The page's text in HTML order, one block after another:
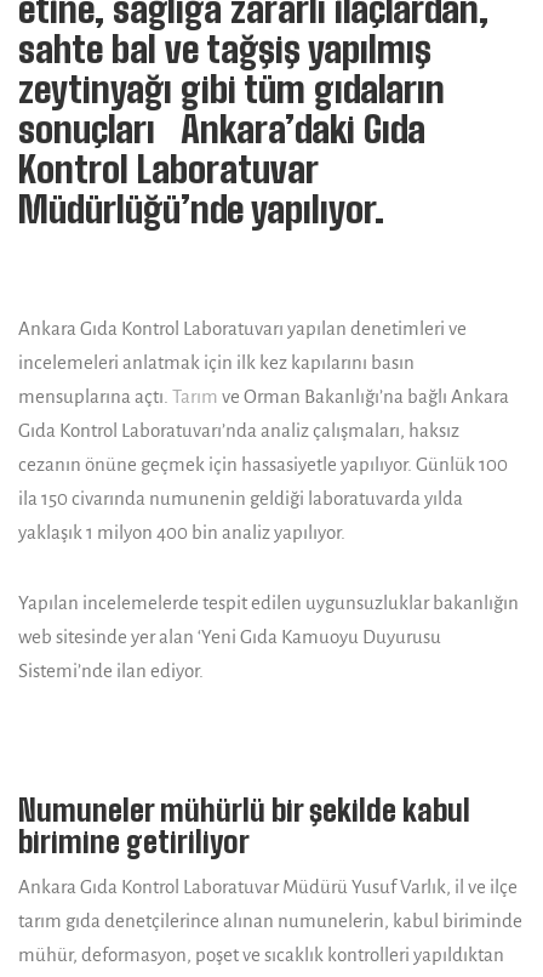
etine, sağlığa zararlı ilaçlardan,
sahte bal ve tağşiş yapılmış
zeytinyağı gibi tüm gıdaların
sonuçları Ankara’daki Gıda
Kontrol Laboratuvar
Müdürlüğü’nde yapılıyor.
Ankara Gıda Kontrol Laboratuvarı yapılan denetimleri ve
incelemeleri anlatmak için ilk kez kapılarını basın
mensuplarına açtı. Tarım ve Orman Bakanlığı’na bağlı Ankara
Gıda Kontrol Laboratuvarı’nda analiz çalışmaları, haksız
cezanın önüne geçmek için hassasiyetle yapılıyor. Günlük 100
ila 150 civarında numunenin geldiği laboratuvarda yılda
yaklaşık 1 milyon 400 bin analiz yapılıyor.
Yapılan incelemelerde tespit edilen uygunsuzluklar bakanlığın
web sitesinde yer alan ‘Yeni Gıda Kamuoyu Duyurusu
Sistemi’nde ilan ediyor.
Numuneler mühürlü bir şekilde kabul
birimine getiriliyor
Ankara Gıda Kontrol Laboratuvar Müdürü Yusuf Varlık, il ve ilçe
tarım gıda denetçilerince alınan numunelerin, kabul biriminde
mühür, deformasyon, poşet ve sıcaklık kontrolleri yapıldıktan